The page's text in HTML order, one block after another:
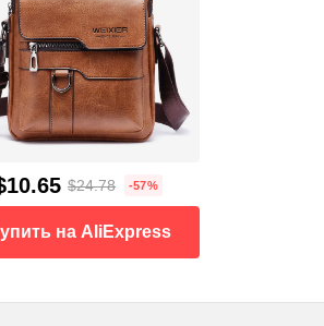
$24.78 -57%
на AliExpress